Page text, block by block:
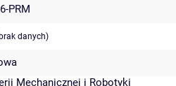
PRM
danych)
Mechanicznej i Robotyki